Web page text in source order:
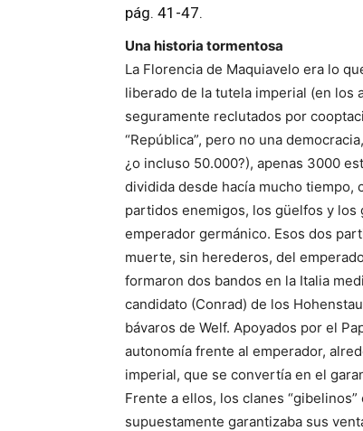
pág. 41-47.
Una historia tormentosa
La Florencia de Maquiavelo era lo
liberado de la tutela imperial (en los
seguramente reclutados por
“República”, pero no una
¿o incluso 50.000?), apenas 3000
dividida desde hacía mucho tiempo,
partidos enemigos, los güelfos y
emperador germánico. Esos dos
muerte, sin herederos, del
formaron dos bandos en la Italia
candidato (Conrad) de los
bávaros de Welf. Apoyados por el
autonomía frente al emperador,
imperial, que se convertía en el
Frente a ellos, los clanes
supuestamente garantizaba sus